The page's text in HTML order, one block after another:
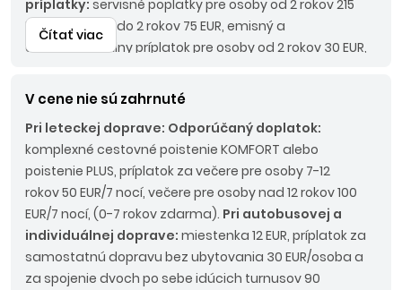
príplatky: servisné poplatky pre osoby od 2 rokov 215
EUR, pre osoby do 2 rokov 75 EUR, emisný a
environmentálny príplatok pre osoby od 2 rokov 30 EUR,
osoby od 2 rokov 15 EUR/osoba/pobyt.
EUR/os.
Čítať viac
V cene nie sú zahrnuté
Pri leteckej doprave: Odporúčaný doplatok:
komplexné cestovné poistenie KOMFORT alebo
poistenie PLUS, príplatok za večere pre osoby 7-12
rokov 50 EUR/7 nocí, večere pre osoby nad 12 rokov 100
EUR/7 nocí, (0-7 rokov zdarma). Pri autobusovej a
individuálnej doprave: miestenka 12 EUR, príplatok za
samostatnú dopravu bez ubytovania 30 EUR/osoba a
za spojenie dvoch po sebe idúcich turnusov 90